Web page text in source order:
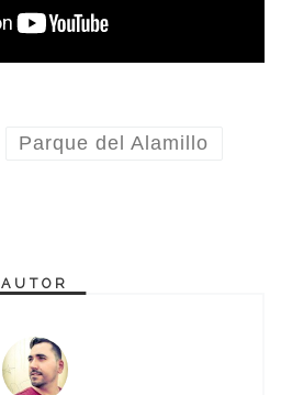
Parque del Alamillo
AUTOR